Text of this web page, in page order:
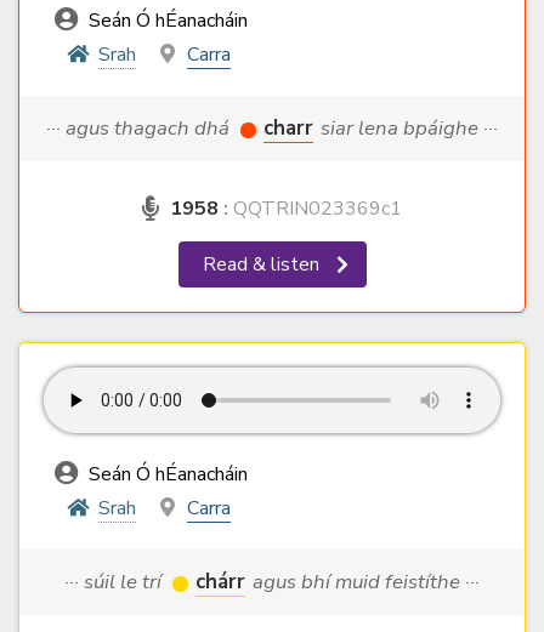
Seán Ó hÉanacháin
Srah
Carra
··· agus thagach dhá charr siar lena bpáighe ···
1958 : QQTRIN023369c1
Read & listen
Seán Ó hÉanacháin
Srah
Carra
··· súil le trí chárr agus bhí muid feistíthe ···